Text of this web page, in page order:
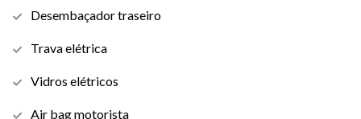
Desembaçador traseiro
Trava elétrica
Vidros elétricos
Air bag motorista